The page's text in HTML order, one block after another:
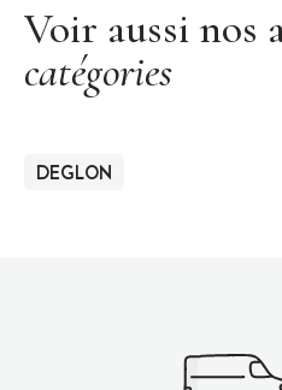
Voir aussi nos
catégories
DEGLON